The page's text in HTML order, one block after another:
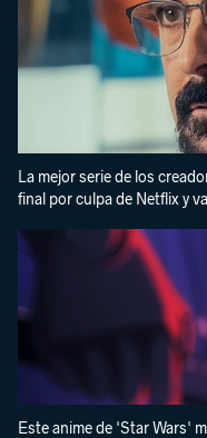
La mejor serie de los
final por culpa de Netflix y
Este anime de 'Star Wars'